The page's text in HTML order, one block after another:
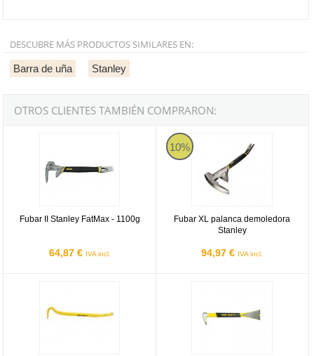
DESCUBRE MÁS PRODUCTOS SIMILARES EN:
Barra de uña Stanley
OTROS CLIENTES TAMBIÉN COMPRARON:
Fubar II Stanley FatMax - 1100g
64,87 € IVA incl.
10%
Fubar XL palanca demoledora
Stanley
94,97 € IVA incl.
Fubar XL palanca demoledora